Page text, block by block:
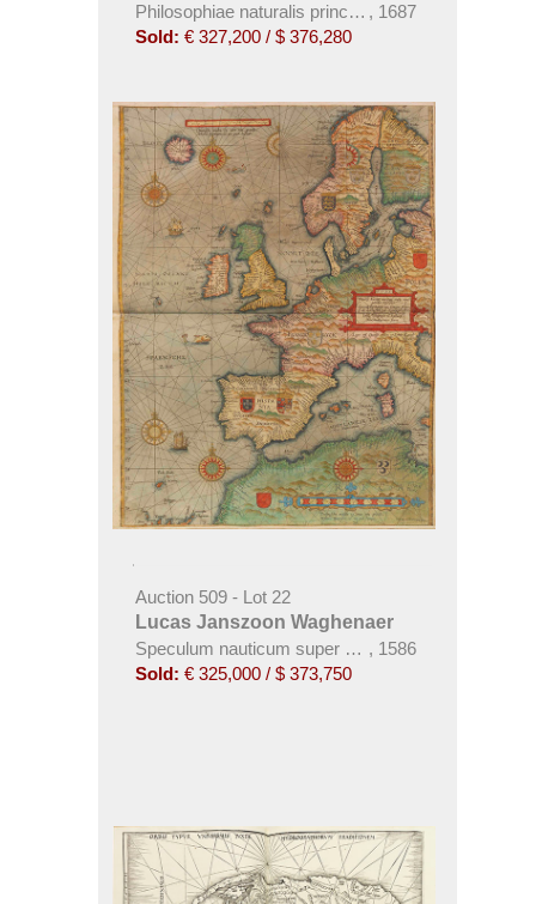
Philosophiae naturalis principia mathematica
, 1687
Sold: € 327,200 / $ 376,280
Auction 509 - Lot 22
Lucas Janszoon Waghenaer
Speculum nauticum super navigatione maris, 2
, 1586
Sold: € 325,000 / $ 373,750